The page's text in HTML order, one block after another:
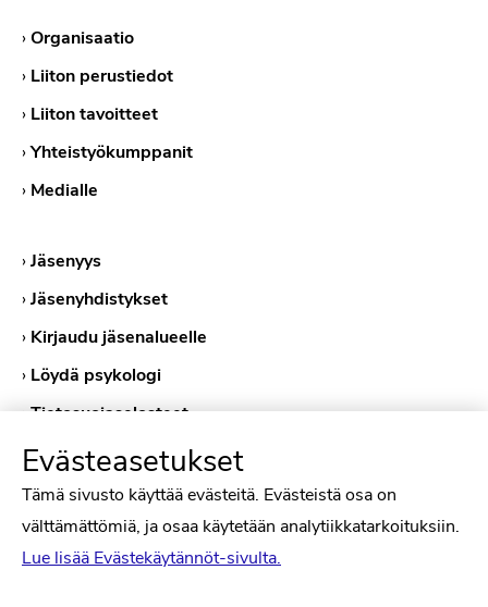
›Organisaatio
› Liiton perustiedot
› Liiton tavoitteet
›Yhteistyökumppanit
› Medialle
›Jäsenyys
›Jäsenyhdistykset
› Kirjaudu jäsenalueelle
› Löydä psykologi
›Tietosuojaselosteet
›Evästekäytännöt
Evästeasetukset
Tämä sivusto käyttää evästeitä. Evästeistä osa on
välttämättömiä, ja osaa käytetään analytiikkatarkoituksiin.
Lue lisää Evästekäytännöt-sivulta.